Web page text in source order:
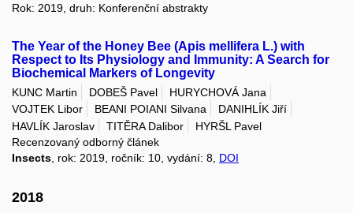
Rok: 2019, druh: Konferenční abstrakty
The Year of the Honey Bee (Apis mellifera L.) with
Respect to Its Physiology and Immunity: A Search for
Biochemical Markers of Longevity
KUNC Martin DOBEŠ Pavel
HURYCHOVÁ Jana
VOJTEK Libor
BEANI POIANI Silvana
DANIHLÍK Jiří
HAVLÍK Jaroslav
TITĚRA Dalibor
HYRŠL Pavel
Recenzovaný odborný článek
Insects , rok: 2019, ročník: 10, vydání: 8, DOI
2018